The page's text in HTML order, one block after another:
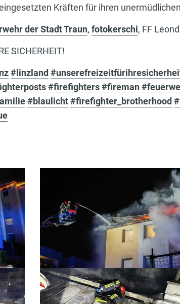
Kräften für ihren
der Stadt Traun, fotokerschi, FF
SICHERHEIT!
#linzland
#firefighters#fireman
#blaulicht#firefighter_brotherhood